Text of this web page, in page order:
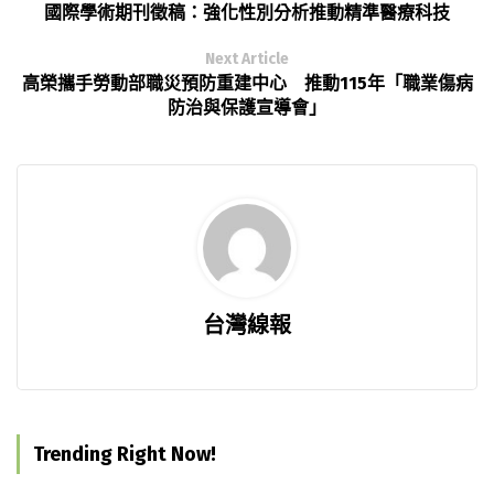
國際學術期刊徵稿：強化性別分析推動精準醫療科技
Next Article
高榮攜手勞動部職災預防重建中心 推動115年「職業傷病
防治與保護宣導會」
台灣線報
Trending Right Now!